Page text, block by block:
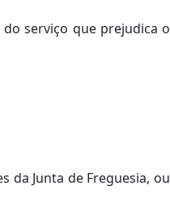
serviço que prejudica o
da Junta de Freguesia, ou